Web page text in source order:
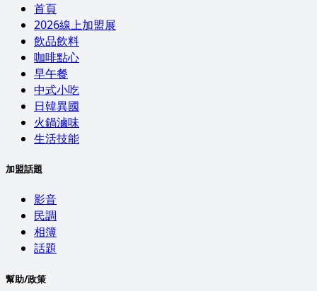
首頁
2026線上加盟展
飲品飲料
咖啡點心
早午餐
中式小吃
日韓異國
火鍋滷味
生活技能
加盟話題
影音
民調
相簿
話題
幫助/政策